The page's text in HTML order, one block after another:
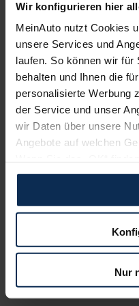
Wir konfigurieren hier
MeinAuto nutzt Cookies
unsere Services und
laufen. So können wir für
behalten und Ihnen die
personalisierte Werbung
der Service und unser
wir Daten über unsere
Angebote auf welchen
und erlauben uns
verwenden und diese
etwa an unsere
wesentlichen Cookies.
dann nicht auf Sie
perfekt auf dem Weg zu
Sie können die
Nur
2-Türer
Modelljahr 2027
Basismodell
Benzin | Diesel